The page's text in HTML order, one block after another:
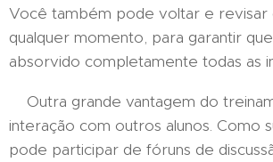
Você também pode voltar e revisar
qualquer momento, para garantir
absorvido completamente todas as
Outra grande vantagem do
interação com outros alunos. Como
pode participar de fóruns de